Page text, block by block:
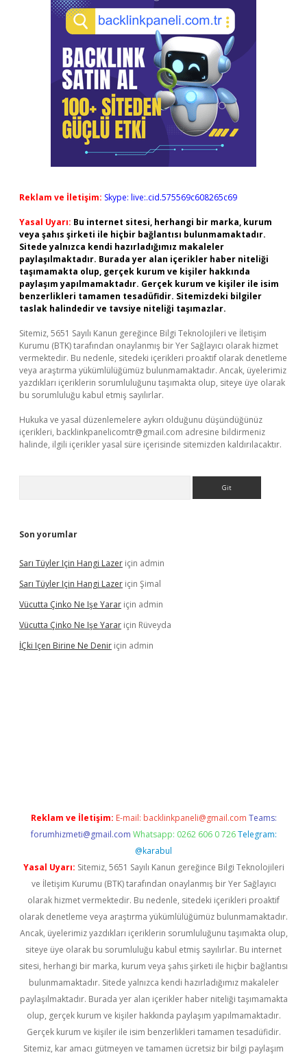
Reklam ve İletişim: Skype: live:.cid.575569c608265c69
Yasal Uyarı: Bu internet sitesi, herhangi bir marka, kurum
veya şahıs şirketi ile hiçbir bağlantısı bulunmamaktadır.
Sitede yalnızca kendi hazırladığımız makaleler
paylaşılmaktadır. Burada yer alan içerikler haber niteliği
taşımamakta olup, gerçek kurum ve kişiler hakkında
paylaşım yapılmamaktadır. Gerçek kurum ve kişiler ile isim
benzerlikleri tamamen tesadüfidir. Sitemizdeki bilgiler
taslak halindedir ve tavsiye niteliği taşımazlar.
Sitemiz, 5651 Sayılı Kanun gereğince Bilgi Teknolojileri ve İletişim
Kurumu (BTK) tarafından onaylanmış bir Yer Sağlayıcı olarak hizmet
vermektedir. Bu nedenle, sitedeki içerikleri proaktif olarak denetleme
veya araştırma yükümlülüğümüz bulunmamaktadır. Ancak, üyelerimiz
yazdıkları içeriklerin sorumluluğunu taşımakta olup, siteye üye olarak
bu sorumluluğu kabul etmiş sayılırlar.
Hukuka ve yasal düzenlemelere aykırı olduğunu düşündüğünüz
içerikleri, backlinkpanelicomtr@gmail.com adresine bildirmeniz
halinde, ilgili içerikler yasal süre içerisinde sitemizden kaldırılacaktır.
Son yorumlar
Sarı Tüyler Için Hangi Lazer için admin
Sarı Tüyler Için Hangi Lazer için Şimal
Vücutta Çinko Ne Işe Yarar için admin
Vücutta Çinko Ne Işe Yarar için Rüveyda
İÇki Içen Birine Ne Denir için admin
Reklam ve İletişim: E-mail: backlinkpaneli@gmail.com Teams:
forumhizmeti@gmail.com Whatsapp: 0262 606 0 726 Telegram:
@karabul
Yasal Uyarı: Sitemiz, 5651 Sayılı Kanun gereğince Bilgi Teknolojileri
ve İletişim Kurumu (BTK) tarafından onaylanmış bir Yer Sağlayıcı
olarak hizmet vermektedir. Bu nedenle, sitedeki içerikleri proaktif
olarak denetleme veya araştırma yükümlülüğümüz bulunmamaktadır.
Ancak, üyelerimiz yazdıkları içeriklerin sorumluluğunu taşımakta olup,
siteye üye olarak bu sorumluluğu kabul etmiş sayılırlar. Bu internet
sitesi, herhangi bir marka, kurum veya şahıs şirketi ile hiçbir bağlantısı
bulunmamaktadır. Sitede yalnızca kendi hazırladığımız makaleler
paylaşılmaktadır. Burada yer alan içerikler haber niteliği taşımamakta
olup, gerçek kurum ve kişiler hakkında paylaşım yapılmamaktadır.
Gerçek kurum ve kişiler ile isim benzerlikleri tamamen tesadüfidir.
Sitemiz, kar amacı gütmeyen ve tamamen ücretsiz bir bilgi paylaşım